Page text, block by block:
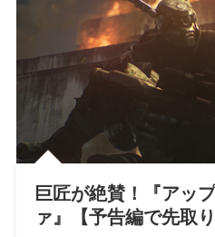
巨匠が絶賛！『アッ
ァ』【予告編で先取り